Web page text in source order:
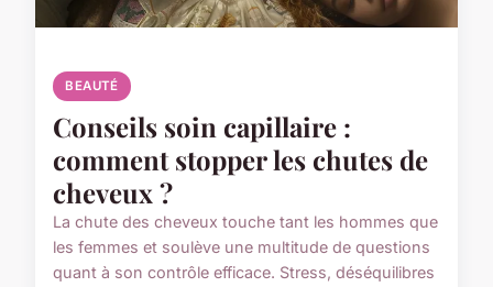
BEAUTÉ
Conseils soin capillaire :
comment stopper les chutes de
cheveux ?
La chute des cheveux touche tant les hommes que
les femmes et soulève une multitude de questions
quant à son contrôle efficace. Stress, déséquilibres